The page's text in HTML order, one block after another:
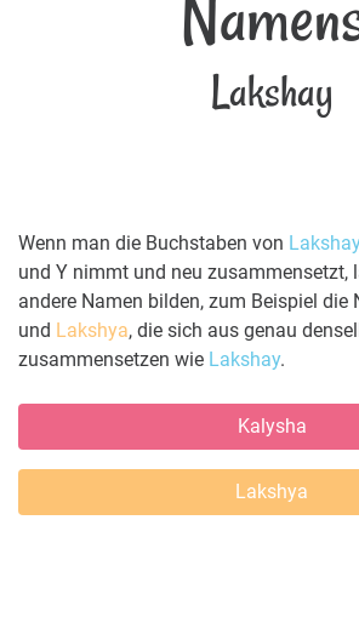
Lakshay
Wenn man die Buchstaben von Lakshay
und Y nimmt und neu zusammensetzt,
andere Namen bilden, zum Beispiel die
und Lakshya, die sich aus genau
zusammensetzen wie Lakshay.
Kalysha
Lakshya